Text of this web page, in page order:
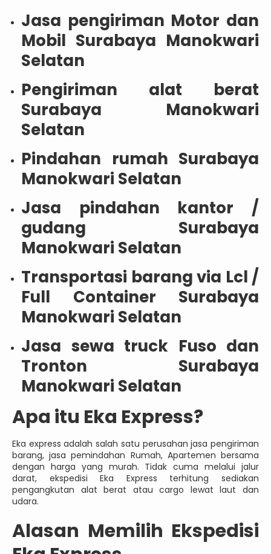
Jasa pengiriman Motor dan
Mobil Surabaya Manokwari
Selatan
Pengiriman alat berat
Surabaya Manokwari
Selatan
Pindahan rumah Surabaya
Manokwari Selatan
Jasa pindahan kantor /
gudang Surabaya
Manokwari Selatan
Transportasi barang via Lcl /
Full Container Surabaya
Manokwari Selatan
Jasa sewa truck Fuso dan
Tronton Surabaya
Manokwari Selatan
Apa itu Eka Express?
Eka express adalah salah satu perusahan jasa pengiriman
barang, jasa pemindahan Rumah, Apartemen bersama
dengan harga yang murah. Tidak cuma melalui jalur
darat, ekspedisi Eka Express terhitung sediakan
pengangkutan alat berat atau cargo lewat laut dan
udara.
Alasan Memilih Ekspedisi